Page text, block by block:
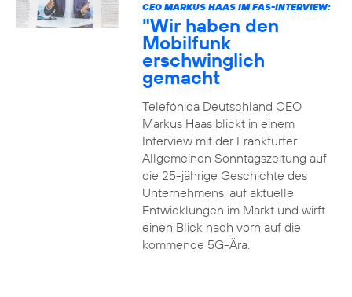
CEO MARKUS HAAS IM FAS-INTERVIEW:
"Wir haben den
Mobilfunk
erschwinglich
gemacht
Telefónica Deutschland CEO
Markus Haas blickt in einem
Interview mit der Frankfurter
Allgemeinen Sonntagszeitung auf
die 25-jährige Geschichte des
Unternehmens, auf aktuelle
Entwicklungen im Markt und wirft
einen Blick nach vorn auf die
kommende 5G-Ära.